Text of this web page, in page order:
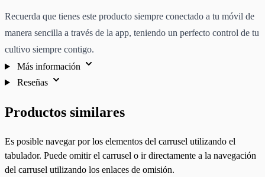
Recuerda que tienes este producto siempre conectado a tu móvil de
manera sencilla a través de la app, teniendo un perfecto control de tu
cultivo siempre contigo.
Más información
Reseñas
Productos similares
Es posible navegar por los elementos del carrusel utilizando el
tabulador. Puede omitir el carrusel o ir directamente a la navegación
del carrusel utilizando los enlaces de omisión.